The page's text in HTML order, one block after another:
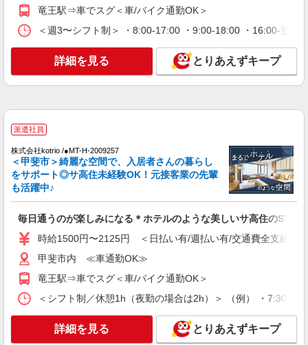
時給1500円〜2150円 ＜日払い有/週払い有/交
甲斐市内 ≪車通勤OK≫
キープ 詳細を見る
株式会社kotrio /●MT-H-2067468
時給1500円〜2125円 ＜日払い有/週払い有/交
通費全支給(ガソリン代含む)＞
キープ 詳細を見る
株式会社kotrio /●MT-H-2086464
＜甲斐市＞小さなデイサービスSTAFF募集≪
週3勤務≫≪夕方退社≫
通費全支給(ガソリン代含む)＞
甲斐市内 ≪車通勤OK≫
竜王駅⇒車でスグ＜車/バイク通勤OK＞
＜週3〜シフト制＞ ・8:00-17:00 ・9:00-18:00 ・16:00-
詳細を見る とりあえずキープ
派遣社員
株式会社kotrio /●MT-H-2009257
＜甲斐市＞綺麗な空間で、入居者さんの暮らし
をサポート◎サ高住未経験OK！元接客業の先輩
も活躍中♪
毎日通うのが楽しみになる＊ホテルのような美しいサ高住のSTAFF
時給1500円〜2125円 ＜日払い有/週払い有/交通費全支給(ガ
甲斐市内 ≪車通勤OK≫
竜王駅⇒車でスグ＜車/バイク通勤OK＞
＜シフト制／休憩1h（夜勤の場合は2h）＞ （例） ・7:30
詳細を見る とりあえずキープ